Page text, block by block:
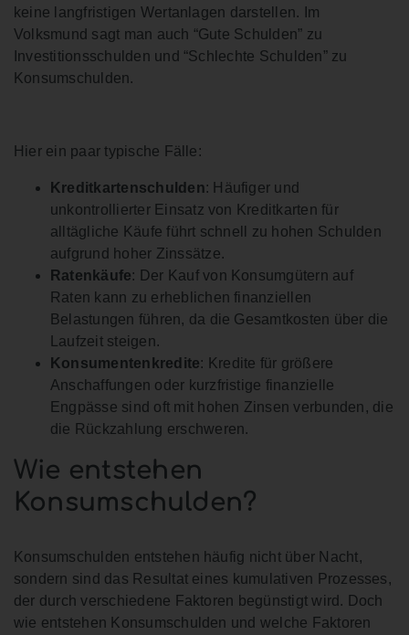
keine langfristigen Wertanlagen darstellen. Im
Volksmund sagt man auch “Gute Schulden” zu
Investitionsschulden und “Schlechte Schulden” zu
Konsumschulden.
Hier ein paar typische Fälle:
Kreditkartenschulden: Häufiger und
unkontrollierter Einsatz von Kreditkarten für
alltägliche Käufe führt schnell zu hohen Schulden
aufgrund hoher Zinssätze.
Ratenkäufe: Der Kauf von Konsumgütern auf
Raten kann zu erheblichen finanziellen
Belastungen führen, da die Gesamtkosten über die
Laufzeit steigen.
Konsumentenkredite: Kredite für größere
Anschaffungen oder kurzfristige finanzielle
Engpässe sind oft mit hohen Zinsen verbunden, die
die Rückzahlung erschweren.
Wie entstehen
Konsumschulden?
Konsumschulden entstehen häufig nicht über Nacht,
sondern sind das Resultat eines kumulativen Prozesses,
der durch verschiedene Faktoren begünstigt wird. Doch
wie entstehen Konsumschulden und welche Faktoren